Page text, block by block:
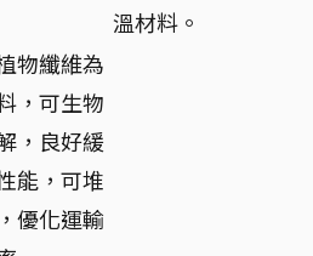
溫材料。
物纖維為
，可生物
，良好緩
能，可堆
優化運輸